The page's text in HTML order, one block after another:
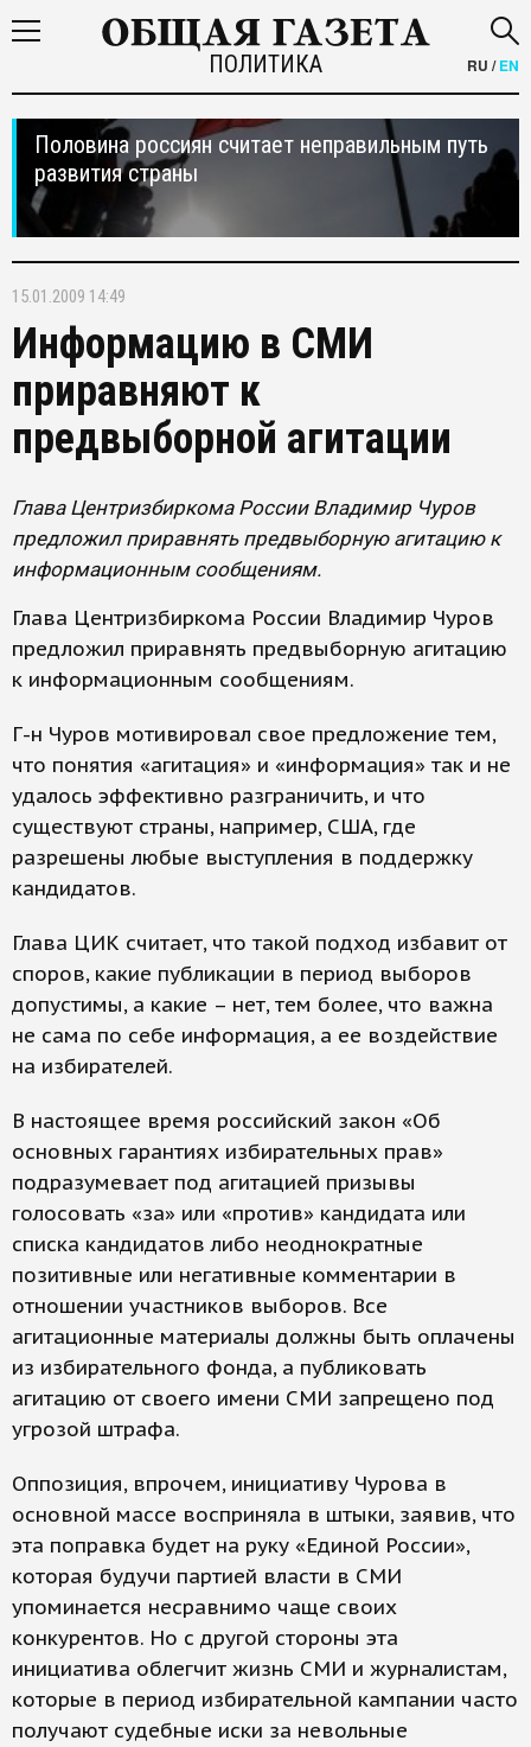
ПОЛИТИКА RU /EN
Половина россиян считает неправильным путь
развития страны
15.01.2009 14:49
Информацию в СМИ
приравняют к
предвыборной агитации
Глава Центризбиркома России Владимир Чуров
предложил приравнять предвыборную агитацию к
информационным сообщениям.
Глава Центризбиркома России Владимир Чуров
предложил приравнять предвыборную агитацию
к информационным сообщениям.
Г-н Чуров мотивировал свое предложение тем,
что понятия «агитация» и «информация» так и не
удалось эффективно разграничить, и что
существуют страны, например, США, где
разрешены любые выступления в поддержку
кандидатов.
Глава ЦИК считает, что такой подход избавит от
споров, какие публикации в период выборов
допустимы, а какие – нет, тем более, что важна
не сама по себе информация, а ее воздействие
на избирателей.
В настоящее время российский закон «Об
основных гарантиях избирательных прав»
подразумевает под агитацией призывы
голосовать «за» или «против» кандидата или
списка кандидатов либо неоднократные
позитивные или негативные комментарии в
отношении участников выборов. Все
агитационные материалы должны быть оплачены
из избирательного фонда, а публиковать
агитацию от своего имени СМИ запрещено под
угрозой штрафа.
Оппозиция, впрочем, инициативу Чурова в
основной массе восприняла в штыки, заявив, что
эта поправка будет на руку «Единой России»,
которая будучи партией власти в СМИ
упоминается несравнимо чаще своих
конкурентов. Но с другой стороны эта
инициатива облегчит жизнь СМИ и журналистам,
которые в период избирательной кампании часто
получают судебные иски за невольные